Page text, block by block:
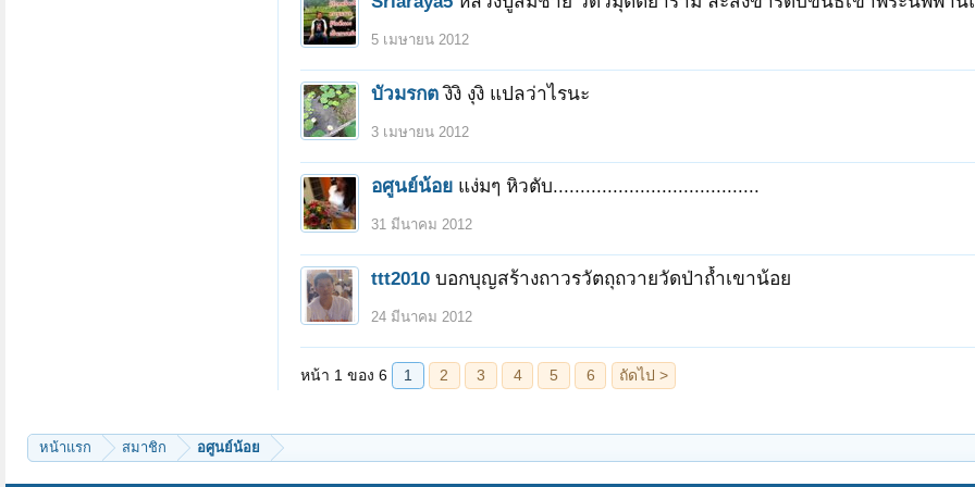
5 เมษายน 2012
บัวมรกต งิงิ งุงิ แปลว่าไรนะ
3 เมษายน 2012
อศูนย์น้อย แง่มๆ หิวตับ......................................
31 มีนาคม 2012
ttt2010 บอกบุญสร้างถาวรวัตถุถวายวัดป่าถ้ำเขาน้อย
24 มีนาคม 2012
หน้าแรก สมาชิก อศูนย์น้อย